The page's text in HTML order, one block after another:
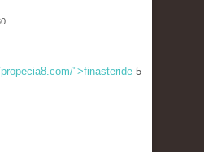
">finasteride 5